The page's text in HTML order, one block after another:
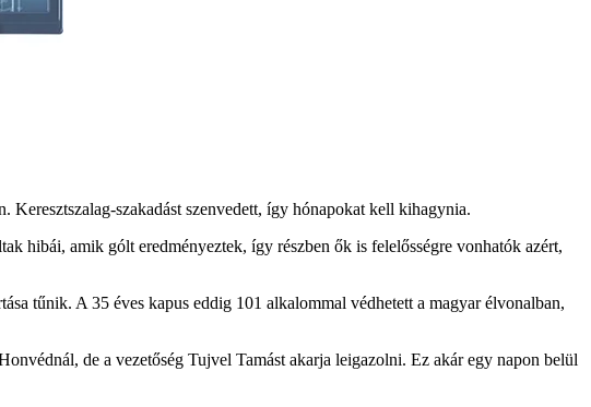
szakadást szenvedett, így hónapokat kell kihagynia.
hibái, amik gólt eredményeztek, így részben ők is felelősségre vonhatók azért,
tűnik. A 35 éves kapus eddig 101 alkalommal védhetett a magyar élvonalban,
de a vezetőség Tujvel Tamást akarja leigazolni. Ez akár egy napon belül